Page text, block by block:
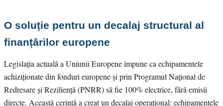
O soluție pentru un decalaj structural al
finanțărilor europene
Legislația actuală a Uniunii Europene impune ca echipamentele
achiziționate din fonduri europene și prin Programul Național de
Redresare și Reziliență (PNRR) să fie 100% electrice, fără emisii
directe. Această cerință a creat un decalaj operațional: echipamentele